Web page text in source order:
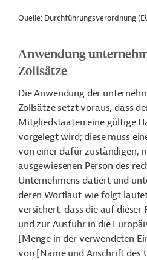
Quelle: Durchführungsverordnung
Anwendung
Zollsätze
Die Anwendung der
Zollsätze setzt voraus, dass
Mitgliedstaaten eine gültige
vorgelegt wird; diese muss
von einer dafür zuständigen,
ausgewiesenen Person des
Unternehmens datiert und
deren Wortlaut wie folgt
versichert, dass die auf dieser
und zur Ausfuhr in die
[Menge in der verwendeten
von [Name und Anschrift des